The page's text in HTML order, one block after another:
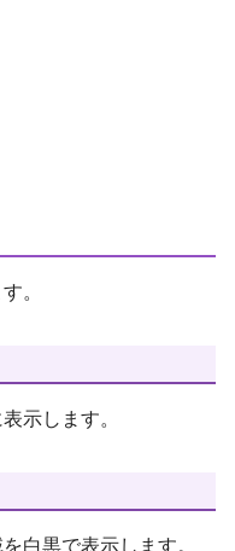
。
示します。
白黒で表示します。